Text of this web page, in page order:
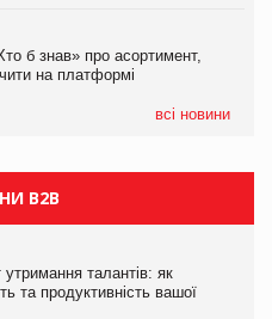
б знав» про асортимент,
на платформі
всі новини
мережу магазинів
B2B
утримання талантів: як
та продуктивність вашої